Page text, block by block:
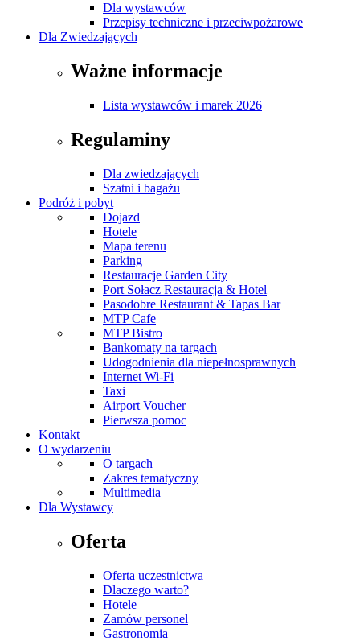
Dla wystawców
Przepisy techniczne i przeciwpożarowe
Dla Zwiedzających
Ważne informacje
Lista wystawców i marek 2026
Regulaminy
Dla zwiedzających
Szatni i bagażu
Podróż i pobyt
Dojazd
Hotele
Mapa terenu
Parking
Restauracje Garden City
Port Sołacz Restauracja & Hotel
Pasodobre Restaurant & Tapas Bar
MTP Cafe
MTP Bistro
Bankomaty na targach
Udogodnienia dla niepełnosprawnych
Internet Wi-Fi
Taxi
Airport Voucher
Pierwsza pomoc
Kontakt
O wydarzeniu
O targach
Zakres tematyczny
Multimedia
Dla Wystawcy
Oferta
Oferta uczestnictwa
Dlaczego warto?
Hotele
Zamów personel
Gastronomia